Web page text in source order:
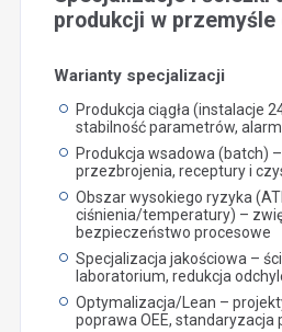
produkcji w
Warianty specjalizacji
Produkcja ciągła (instalacje
stabilność parametrów,
Produkcja wsadowa (batch)
przezbrojenia, receptury i
Obszar wysokiego ryzyka
ciśnienia/temperatury) –
bezpieczeństwo procesowe
Specjalizacja jakościowa –
laboratorium, redukcja
Optymalizacja/Lean –
poprawa OEE, standaryzacja